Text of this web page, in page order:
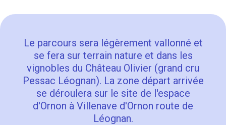
Le parcours sera légèrement vallonné et
se fera sur terrain nature et dans les
vignobles du Château Olivier (grand cru
Pessac Léognan). La zone départ arrivée
se déroulera sur le site de l'espace
d'Ornon à Villenave d'Ornon route de
Léognan.